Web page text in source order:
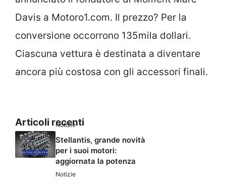
Davis a Motoro1.com. Il prezzo? Per la
conversione occorrono 135mila dollari.
Ciascuna vettura è destinata a diventare
ancora più costosa con gli accessori finali.
Articoli recenti
Notizie
Stellantis, grande novità
per i suoi motori:
aggiornata la potenza
Notizie